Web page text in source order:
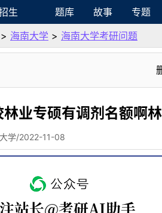
生 题库 故事 专题
> 海南大学 > 海南大学考研问题
业专硕有调剂名额啊
学/2022-11-08